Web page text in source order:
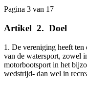
Pagina 3 van 17
Artikel 2. Doel
1. De vereniging heeft ten
van de watersport, zowel
motorbootsport in het
wedstrijd- dan wel in